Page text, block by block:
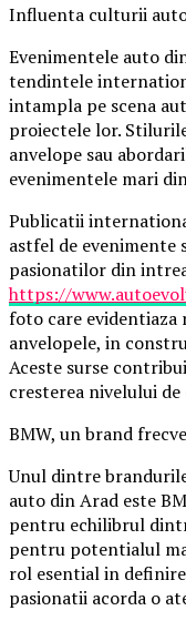
Influenta culturii
Evenimentele auto
tendintele
intampla pe scena
proiectele lor.
anvelope sau
evenimentele mari
Publicatii
astfel de
pasionatilor din
https://
foto care
anvelopele, in
Aceste surse
cresterea nivelului
BMW, un brand
Unul dintre
auto din Arad este
pentru echilibrul
pentru potentialul
rol esential in
pasionatii acorda o